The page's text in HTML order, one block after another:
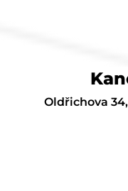
Oldřichova